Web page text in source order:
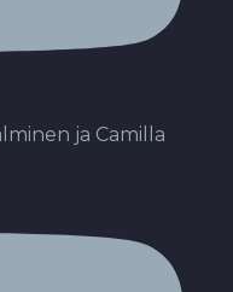
ja Camilla